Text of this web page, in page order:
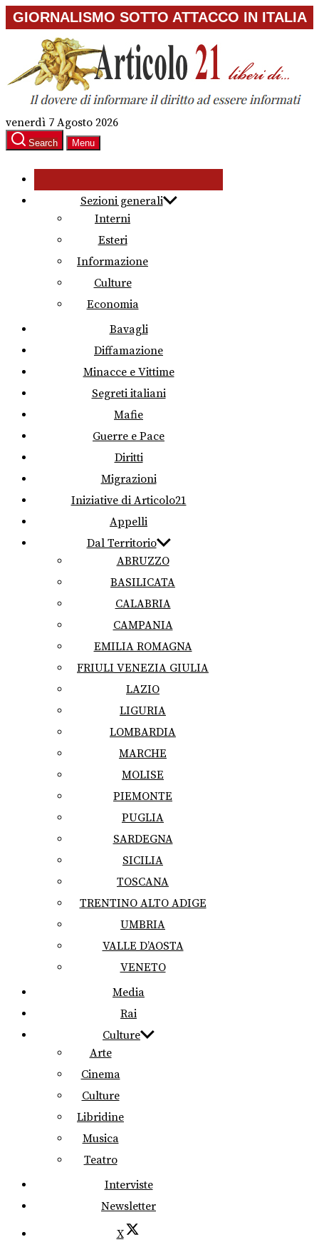
Skip
to
content
GIORNALISMO SOTTO ATTACCO IN ITALIA
venerdì 7 Agosto 2026
Search Menu
Sezioni generali
Interni
Esteri
Informazione
Culture
Economia
Bavagli
Diffamazione
Minacce e Vittime
Segreti italiani
Mafie
Guerre e Pace
Diritti
Migrazioni
Iniziative di Articolo21
Appelli
Dal Territorio
ABRUZZO
BASILICATA
CALABRIA
CAMPANIA
EMILIA ROMAGNA
FRIULI VENEZIA GIULIA
LAZIO
LIGURIA
LOMBARDIA
MARCHE
MOLISE
PIEMONTE
PUGLIA
SARDEGNA
SICILIA
TOSCANA
TRENTINO ALTO ADIGE
UMBRIA
VALLE D’AOSTA
VENETO
Media
Rai
Culture
Arte
Cinema
Culture
Libridine
Musica
Teatro
Interviste
Newsletter
X